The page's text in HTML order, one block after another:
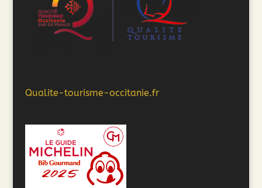
Qualite-tourisme-occitanie.fr